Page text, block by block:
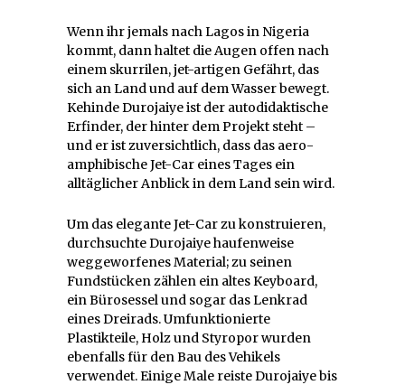
Wenn ihr jemals nach Lagos in Nigeria
kommt, dann haltet die Augen offen nach
einem skurrilen, jet-artigen Gefährt, das
sich an Land und auf dem Wasser bewegt.
Kehinde Durojaiye ist der autodidaktische
Erfinder, der hinter dem Projekt steht –
und er ist zuversichtlich, dass das aero-
amphibische Jet-Car eines Tages ein
alltäglicher Anblick in dem Land sein wird.
Um das elegante Jet-Car zu konstruieren,
durchsuchte Durojaiye haufenweise
weggeworfenes Material; zu seinen
Fundstücken zählen ein altes Keyboard,
ein Bürosessel und sogar das Lenkrad
eines Dreirads. Umfunktionierte
Plastikteile, Holz und Styropor wurden
ebenfalls für den Bau des Vehikels
verwendet. Einige Male reiste Durojaiye bis